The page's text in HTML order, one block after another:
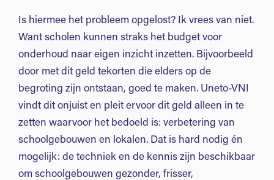
Is hiermee het probleem opgelost? Ik vrees van niet.
Want scholen kunnen straks het budget voor
onderhoud naar eigen inzicht inzetten. Bijvoorbeeld
door met dit geld tekorten die elders op de
begroting zijn ontstaan, goed te maken. Uneto-VNI
vindt dit onjuist en pleit ervoor dit geld alleen in te
zetten waarvoor het bedoeld is: verbetering van
schoolgebouwen en lokalen. Dat is hard nodig én
mogelijk: de techniek en de kennis zijn beschikbaar
om schoolgebouwen gezonder, frisser,